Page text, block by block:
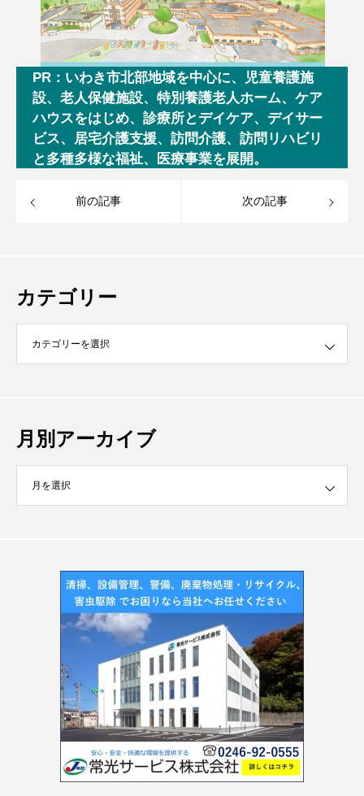
PR：いわき市北部地域を中心に、児童養護施
設、老人保健施設、特別養護老人ホーム、ケア
ハウスをはじめ、診療所とデイケア、デイサー
ビス、居宅介護支援、訪問介護、訪問リハビリ
と多種多様な福祉、医療事業を展開。
前の記事 次の記事
カテゴリー
月別アーカイブ